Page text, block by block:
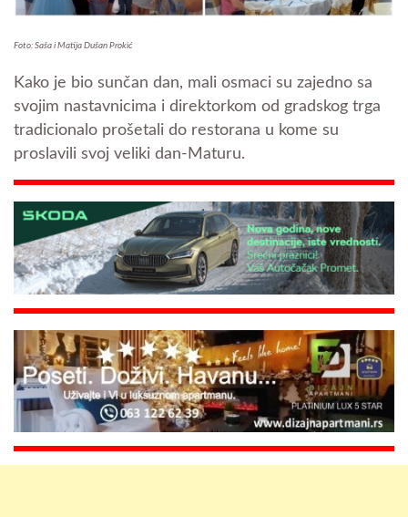
Foto: Saša i Matija Dušan Prokić
Kako je bio sunčan dan, mali osmaci su zajedno sa
svojim nastavnicima i direktorkom od gradskog trga
tradicionalo prošetali do restorana u kome su
proslavili svoj veliki dan-Maturu.